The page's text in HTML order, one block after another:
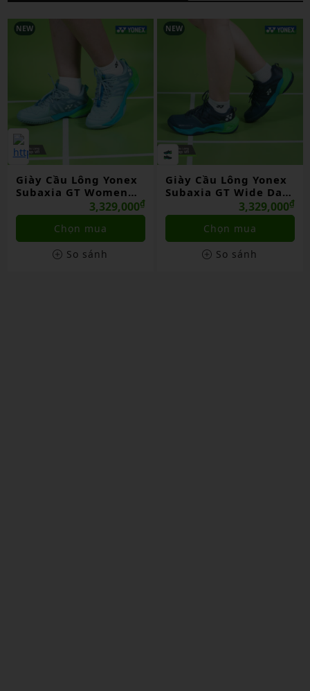
NEW
Giày Cầu Lông Yonex
Subaxia GT Women
Grayish Green Chính
Hãng
3,329,000₫
Chọn mua
So sánh
NEW
Giày Cầu Lông Yonex
Subaxia GT Wide Dark
Green Chính Hãng
3,329,000₫
Chọn mua
So sánh